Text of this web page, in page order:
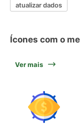
atualizar dados
Ícones com o
Ver mais